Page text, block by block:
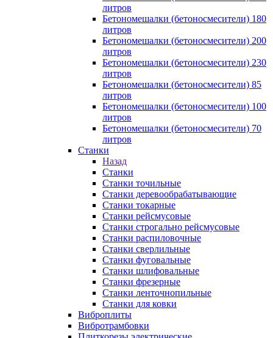
литров
Бетономешалки (бетоносмесители) 180
литров
Бетономешалки (бетоносмесители) 200
литров
Бетономешалки (бетоносмесители) 230
литров
Бетономешалки (бетоносмесители) 85
литров
Бетономешалки (бетоносмесители) 100
литров
Бетономешалки (бетоносмесители) 70
литров
Станки
Назад
Станки
Станки точильные
Станки деревообрабатывающие
Станки токарные
Станки рейсмусовые
Станки строгально рейсмусовые
Станки распиловочные
Станки сверлильные
Станки фуговальные
Станки шлифовальные
Станки фрезерные
Станки ленточнопильные
Станки для ковки
Виброплиты
Вибротрамбовки